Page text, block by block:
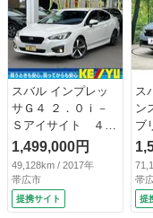
スバル インプレッ
サＧ４ ２．０ｉ－
Ｓアイサイト ４Ｗ
Ｄ ＬＥＤライナ
ー ＢＳＭ 禁煙
後期型 ８インチＳ
Ｄナビ フルセグＴ
Ｖ Ｂｌｕｅｔｏｏ
1,499,000円
49,128km / 2017年
帯広市
提携サイト
ス
ン
ブ
Ｔ
ビ
カ
コ
レ
帯
提